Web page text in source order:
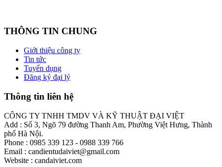
THÔNG TIN CHUNG
Giới thiệu công ty
Tin tức
Tuyển dụng
Đăng ký đại lý
Thông tin liên hệ
CÔNG TY TNHH TMDV VÀ KỸ THUẬT ĐẠI VIỆT
Add : Số 3, Ngõ 79 đường Thanh Am, Phường Việt Hưng, Thành
phố Hà Nội.
Phone : 0985 339 123 - 0988 339 766
Email : candientudaiviet@gmail.com
Website : candaiviet.com